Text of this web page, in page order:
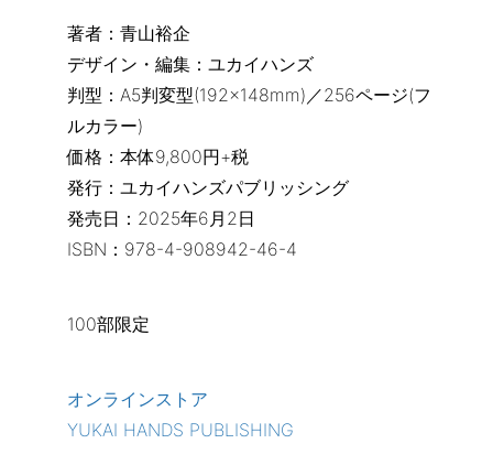
著者：青山裕企
デザイン・編集：ユカイハンズ
判型：A5判変型(192×148mm)／256ページ(フ
ルカラー)
価格：本体9,800円+税
発行：ユカイハンズパブリッシング
発売日：2025年6月2日
ISBN：978-4-908942-46-4
100部限定
オンラインストア
YUKAI HANDS PUBLISHING